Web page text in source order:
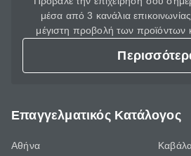
μέσα από 3 κανάλια
μέγιστη προβολή των προϊόντων
Επαγγελματικός Κατάλογος
Αθήνα